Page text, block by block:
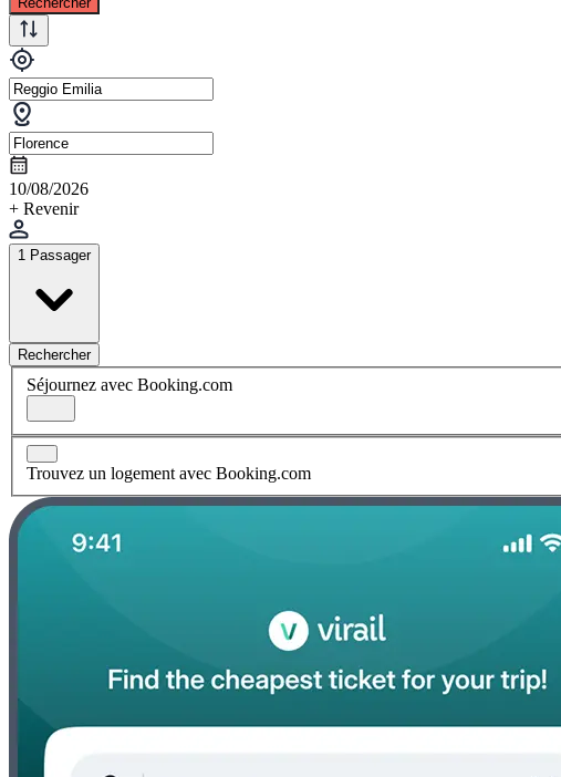
10/08/2026
+ Revenir
1 Passager
Rechercher
Séjournez avec Booking.com
Trouvez un logement avec Booking.com